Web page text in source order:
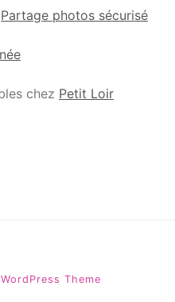
Partage photos sécurisé
chez Petit Loir
Theme